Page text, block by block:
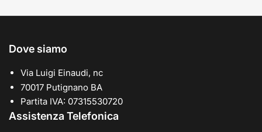
Dove siamo
Via Luigi Einaudi, nc
70017 Putignano BA
Partita IVA: 07315530720
Assistenza Telefonica